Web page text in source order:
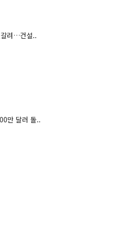
갈려…건설..
만 달러 돌..